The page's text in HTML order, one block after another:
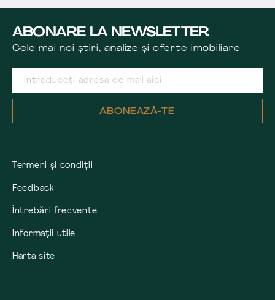
ABONARE LA NEWSLETTER
Cele mai noi știri, analize și oferte imobiliare
ABONEAZĂ-TE
Termeni și condiții
Feedback
Întrebări frecvente
Informații utile
Harta site